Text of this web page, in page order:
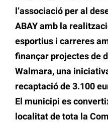
l’associació per al
ABAY amb la
esportius i carreres
finançar projectes de
Walmara, una
recaptació de 3.100
El municipi es
localitat de tota la